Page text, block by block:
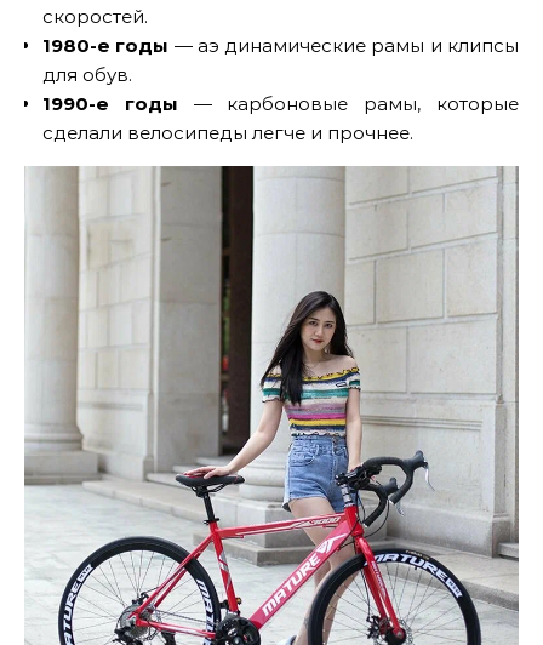
скоростей.
1980-е годы — аэ динамические рамы и клипсы
для обув.
1990-е годы — карбоновые рамы, которые
сделали велосипеды легче и прочнее.